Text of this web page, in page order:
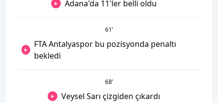
Adana'da 11'ler belli oldu
61’
FTA Antalyaspor bu pozisyonda penaltı
bekledi
68’
Veysel Sarı çizgiden çıkardı